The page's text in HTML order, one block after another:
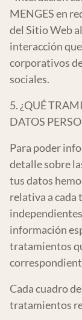
MENGES en
del Sitio Web
interacción
corporativos
sociales.
5. ¿QUÉ
DATOS
Para poder
detalle sobre
tus datos
relativa a cada
información
tratamientos
Cada cuadro
tratamientos